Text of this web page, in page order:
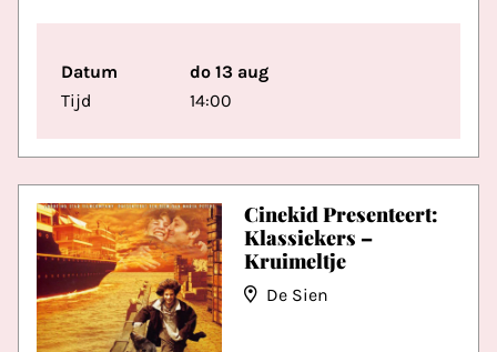
Cinekid Presenteert:
Klassiekers –
Kruimeltje
De Sien
Datum
do 13 aug
Tijd
14:00